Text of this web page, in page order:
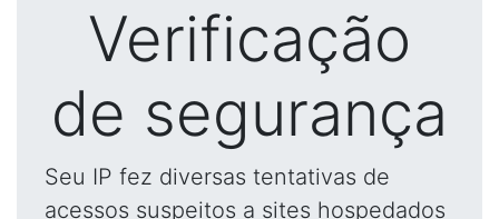
Verificação
de segurança
Seu IP fez diversas tentativas de
acessos suspeitos a sites hospedados